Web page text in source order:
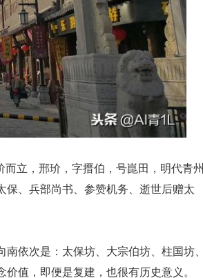
立，邢玠，字搢伯，号崑田，明代青州
保、兵部尚书、参赞机务、逝世后赠太
依次是：太保坊、大宗伯坊、柱国坊、
值，即便是复建，也很有历史意义。